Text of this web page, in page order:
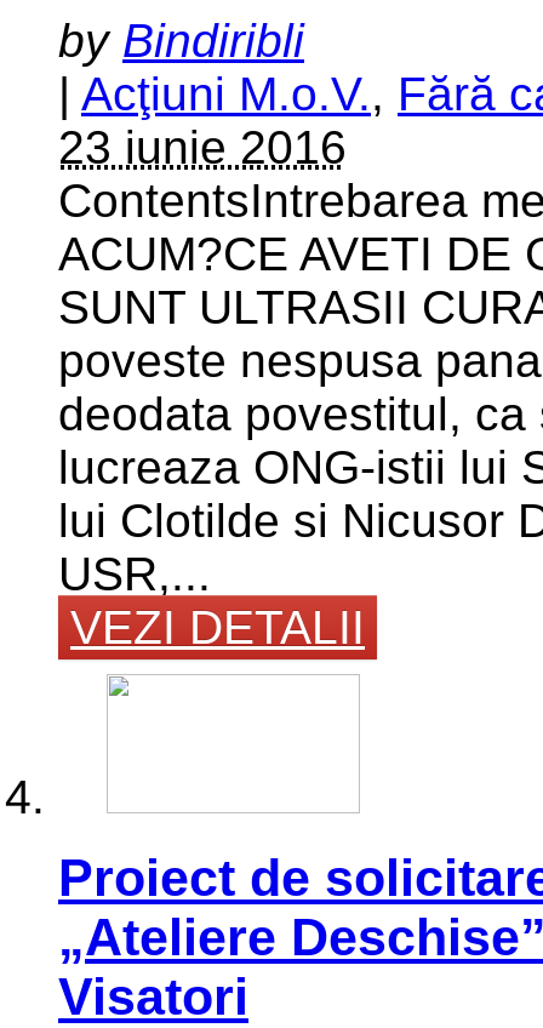
by Bindiribli
| Acţiuni M.o.V., Fără
23 iunie 2016
ContentsIntrebarea
ACUM?CE AVETI DE
SUNT ULTRASII
poveste nespusa
deodata povestitul,
lucreaza ONG-istii lui
lui Clotilde si Nicusor
USR,...
VEZI DETALII
Proiect de
„Ateliere
Visatori